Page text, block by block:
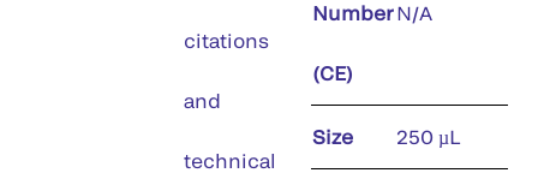
citations
and
technical
Number
(CE)
N/A
Size 250 µL